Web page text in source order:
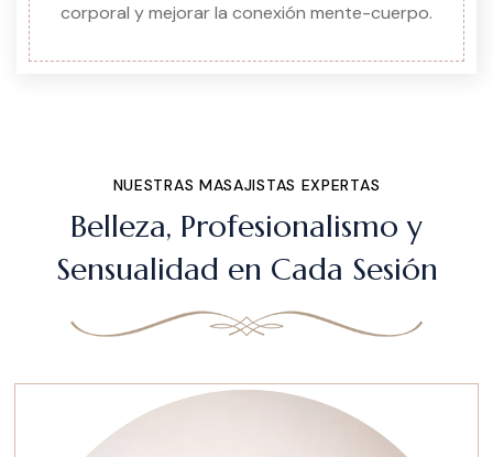
corporal y mejorar la conexión mente-cuerpo.
NUESTRAS MASAJISTAS EXPERTAS
Belleza, Profesionalismo y
Sensualidad en Cada Sesión